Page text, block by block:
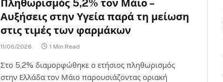
Πληθωρισμός 5,2% τον Μάιο –
Αυξήσεις στην Υγεία παρά τη μείωση
στις τιμές των φαρμάκων
11/06/2026 1 Min Read
Στο 5,2% διαμορφώθηκε ο ετήσιος πληθωρισμός
στην Ελλάδα τον Μάιο παρουσιάζοντας οριακή